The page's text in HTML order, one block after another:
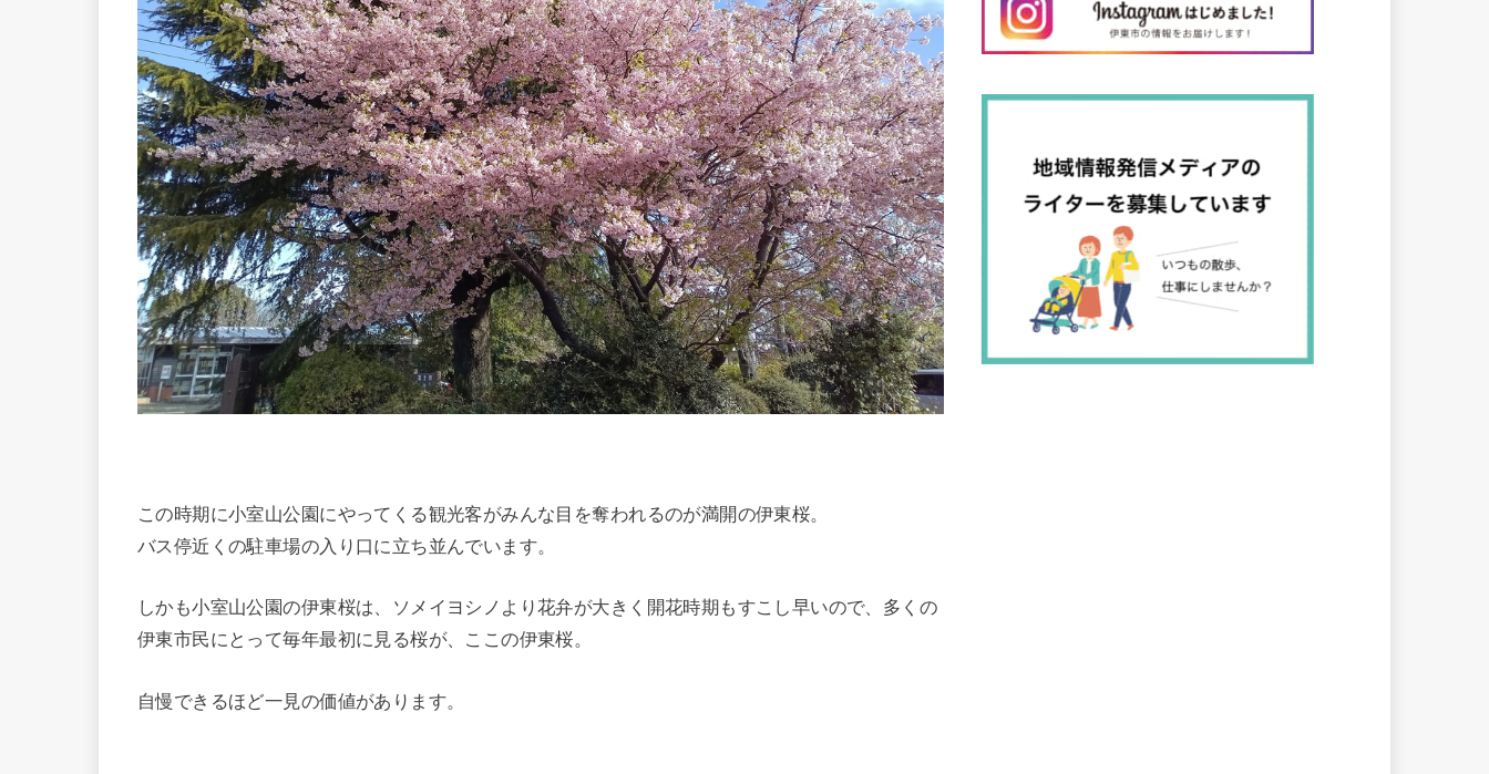
この時期に小室山公園にやってくる観光客がみんな目を奪われるのが満開の伊東桜。
バス停近くの駐車場の入り口に立ち並んでいます。
しかも小室山公園の伊東桜は、ソメイヨシノより花弁が大きく開花時期もすこし早いので、多くの
伊東市民にとって毎年最初に見る桜が、ここの伊東桜。
自慢できるほど一見の価値があります。